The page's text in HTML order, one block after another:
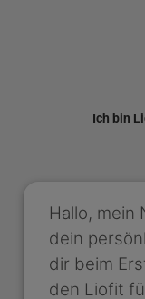
Ich bin
Hallo, mein
dein
dir beim
den Liofit